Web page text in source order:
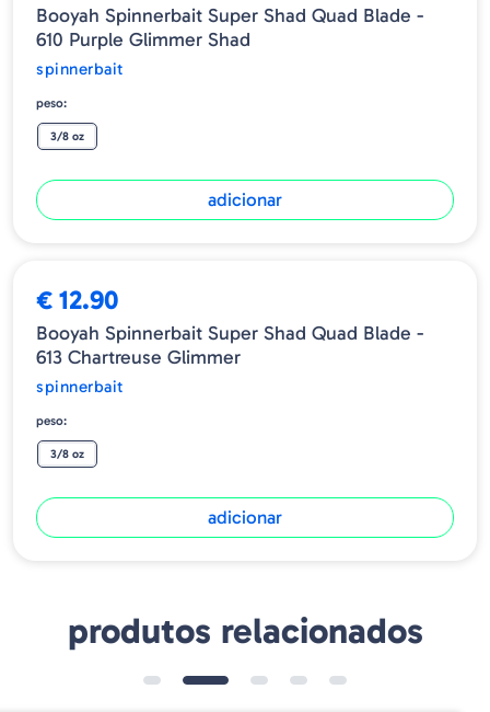
Booyah Spinnerbait Super Shad Quad Blade -
610 Purple Glimmer Shad
spinnerbait
peso:
3/8 oz
adicionar
€ 12.90
Booyah Spinnerbait Super Shad Quad Blade -
613 Chartreuse Glimmer
spinnerbait
peso:
3/8 oz
adicionar
produtos relacionados